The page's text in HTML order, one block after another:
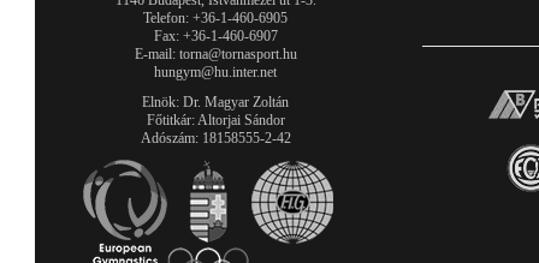
Telefon: +36-1-460-6905
Fax: +36-1-460-6907
E-mail: torna@tornasport.hu
hungym@hu.inter.net
Elnök: Dr. Magyar Zoltán
Főtitkár: Altorjai Sándor
Adószám: 18158555-2-42